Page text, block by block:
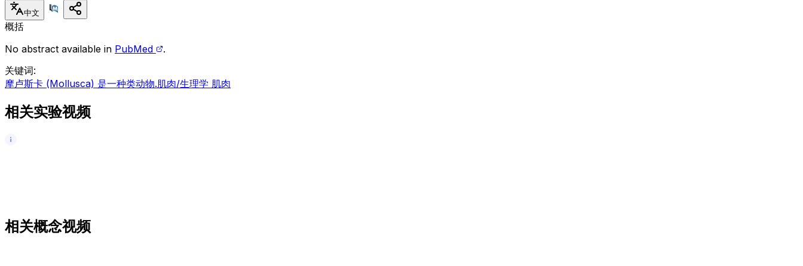
中文
概括
No abstract available in PubMed
.
关键词:
摩卢斯卡 (Mollusca) 是一种类动物.肌肉/生理学 肌肉
相关实验视频
相关概念视频